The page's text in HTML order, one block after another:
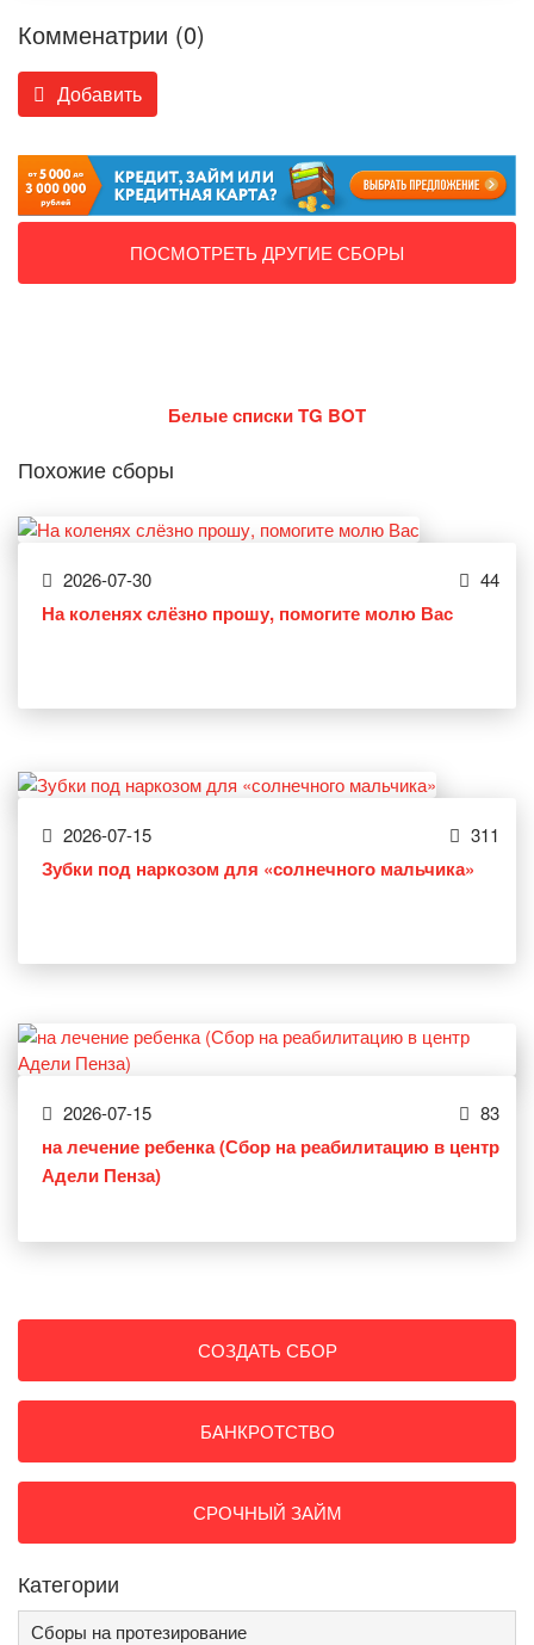
Комменатрии (0)
Добавить
ПОСМОТРЕТЬ ДРУГИЕ СБОРЫ
Белые списки TG BOT
Похожие сборы
2026-07-30 44
На коленях слёзно прошу, помогите молю Вас
2026-07-15 311
Зубки под наркозом для «солнечного мальчика»
2026-07-15 83
на лечение ребенка (Сбор на реабилитацию в центр
Адели Пенза)
СОЗДАТЬ СБОР
БАНКРОТСТВО
СРОЧНЫЙ ЗАЙМ
Категории
Сборы на протезирование